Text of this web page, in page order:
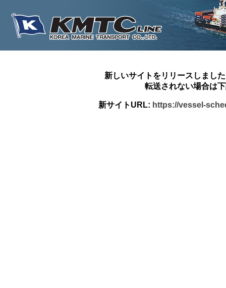
新しいサイトをリリースしまし
転送されない場合は
新サイトURL: https://vessel-